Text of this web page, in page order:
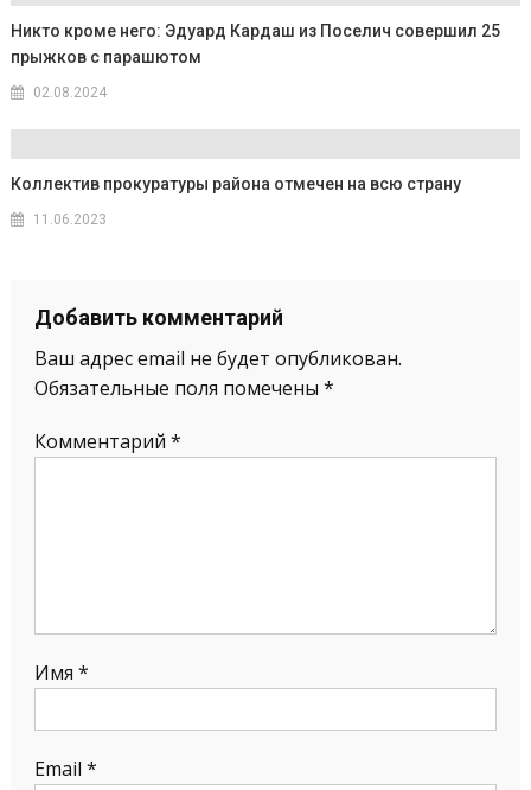
Никто кроме него: Эдуард Кардаш из Поселич совершил 25
прыжков с парашютом
02.08.2024
Коллектив прокуратуры района отмечен на всю страну
11.06.2023
Добавить комментарий
Ваш адрес email не будет опубликован.
Обязательные поля помечены *
Комментарий *
Имя *
Email *